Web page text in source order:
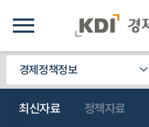
경제정책정보
최신자료 정책자료